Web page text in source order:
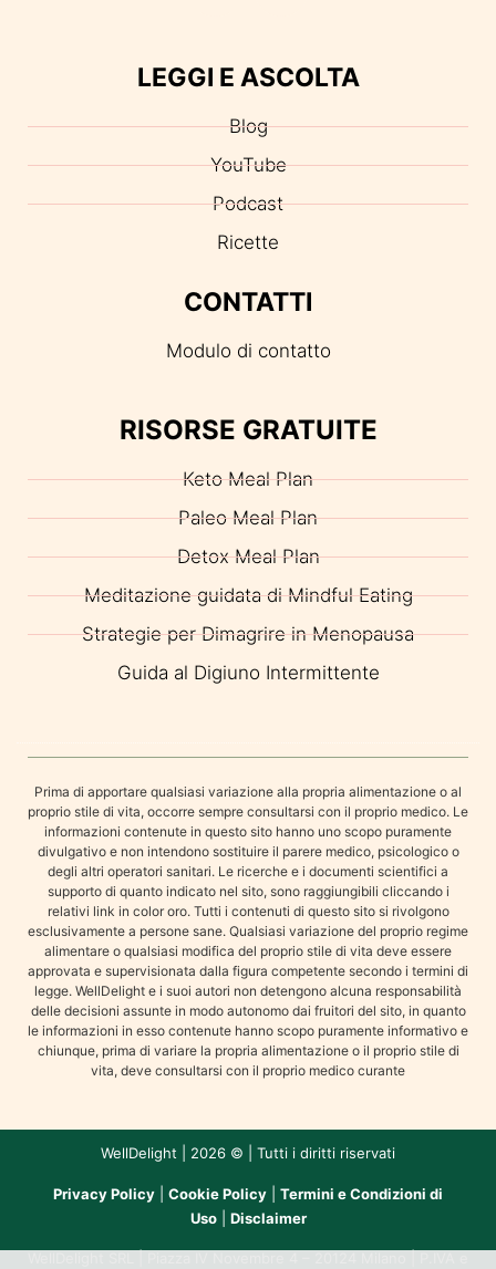
LEGGI E ASCOLTA
Blog
YouTube
Podcast
Ricette
CONTATTI
Modulo di contatto
RISORSE GRATUITE
Keto Meal Plan
Paleo Meal Plan
Detox Meal Plan
Meditazione guidata di Mindful Eating
Strategie per Dimagrire in Menopausa
Guida al Digiuno Intermittente
Prima di apportare qualsiasi variazione alla propria alimentazione o al
proprio stile di vita, occorre sempre consultarsi con il proprio medico. Le
informazioni contenute in questo sito hanno uno scopo puramente
divulgativo e non intendono sostituire il parere medico, psicologico o
degli altri operatori sanitari. Le ricerche e i documenti scientifici a
supporto di quanto indicato nel sito, sono raggiungibili cliccando i
relativi link in color oro. Tutti i contenuti di questo sito si rivolgono
esclusivamente a persone sane. Qualsiasi variazione del proprio regime
alimentare o qualsiasi modifica del proprio stile di vita deve essere
approvata e supervisionata dalla figura competente secondo i termini di
legge. WellDelight e i suoi autori non detengono alcuna responsabilità
delle decisioni assunte in modo autonomo dai fruitori del sito, in quanto
le informazioni in esso contenute hanno scopo puramente informativo e
chiunque, prima di variare la propria alimentazione o il proprio stile di
vita, deve consultarsi con il proprio medico curante
WellDelight | 2026 © | Tutti i diritti riservati
Privacy Policy Cookie Policy
Termini e Condizioni di
Uso
Disclaimer